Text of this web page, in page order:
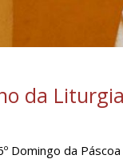
da
Domingo da